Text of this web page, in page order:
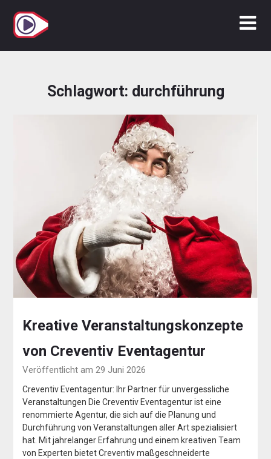
Inhalt
springen
Schlagwort: durchführung
Kreative Veranstaltungskonzepte
von Creventiv Eventagentur
Veröffentlicht am 29 Juni 2026
Creventiv Eventagentur: Ihr Partner für unvergessliche
Veranstaltungen Die Creventiv Eventagentur ist eine
renommierte Agentur, die sich auf die Planung und
Durchführung von Veranstaltungen aller Art spezialisiert
hat. Mit jahrelanger Erfahrung und einem kreativen Team
von Experten bietet Creventiv maßgeschneiderte